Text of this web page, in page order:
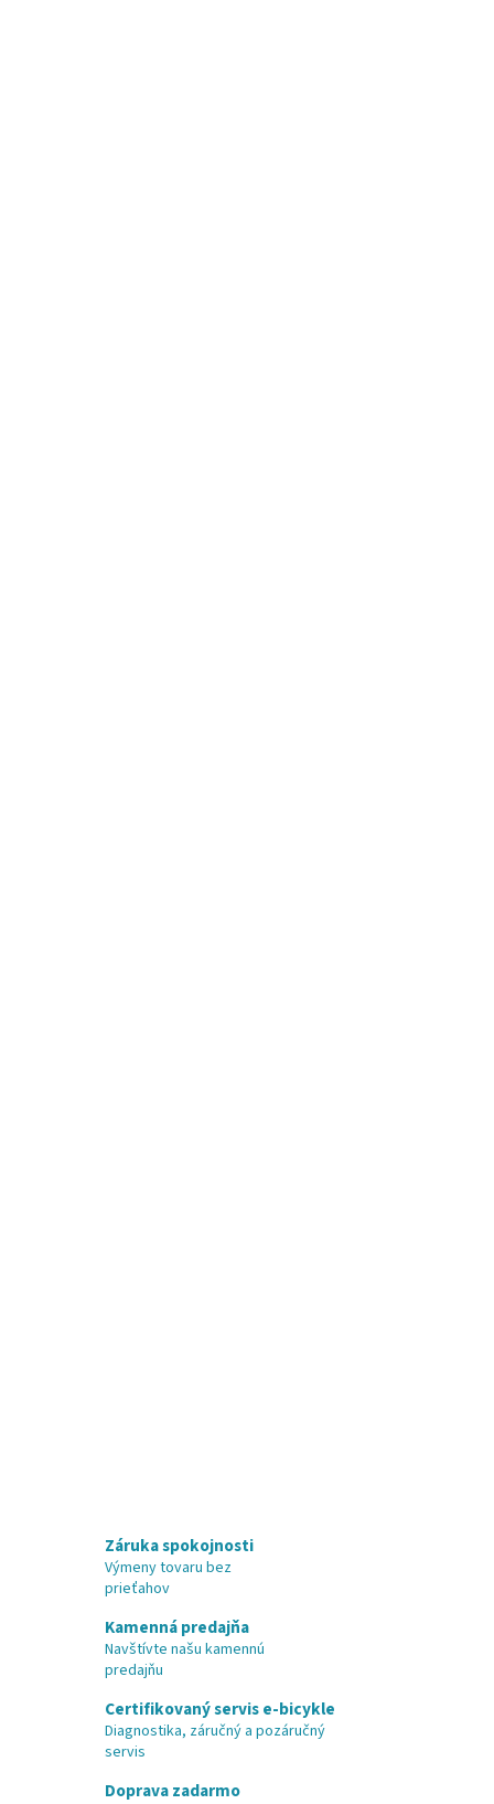
Záruka spokojnosti
Výmeny tovaru bez
prieťahov
Kamenná predajňa
Navštívte našu kamennú
predajňu
Certifikovaný servis e-bicykle
Diagnostika, záručný a pozáručný
servis
Doprava zadarmo